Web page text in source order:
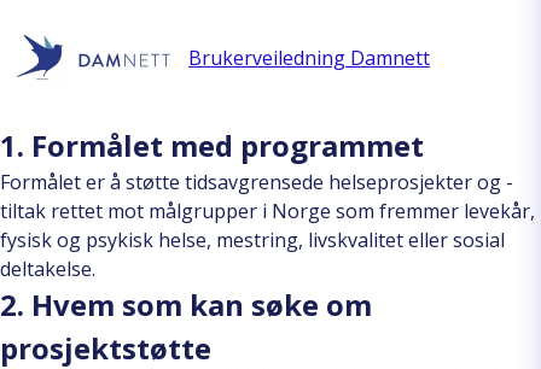
Brukerveiledning Damnett
1. Formålet med programmet
Formålet er å støtte tidsavgrensede helseprosjekter og -
tiltak rettet mot målgrupper i Norge som fremmer levekår,
fysisk og psykisk helse, mestring, livskvalitet eller sosial
deltakelse.
2. Hvem som kan søke om
prosjektstøtte